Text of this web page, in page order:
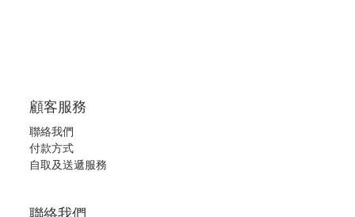
顧客服務
聯絡我們
付款方式
自取及送遞服務
聯絡我們